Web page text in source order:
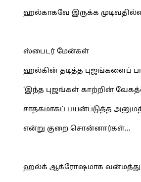
ஹல்காகவே இருக்க
ஸ்பைடர் மேன்கள்
ஹல்கின் தடித்த புஜங்களைப்
‘இந்த புஜங்கள் காற்றின்
சாதகமாகப் பயன்படுத்த
என்று குறை சொன்னார்கள்…
ஹல்க் ஆக்ரோஷமாக